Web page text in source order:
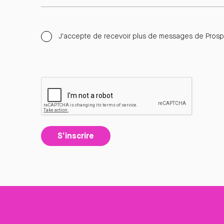
J'accepte de recevoir plus de messages de
S'inscrire